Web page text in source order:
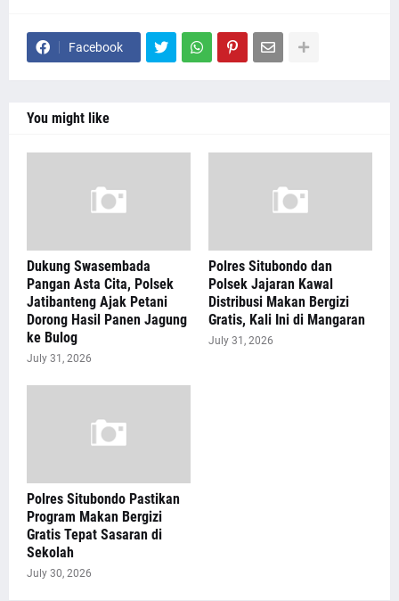
Facebook
You might like
Dukung Swasembada
Pangan Asta Cita, Polsek
Jatibanteng Ajak Petani
Dorong Hasil Panen Jagung
ke Bulog
July 31, 2026
Polres Situbondo dan
Polsek Jajaran Kawal
Distribusi Makan Bergizi
Gratis, Kali Ini di Mangaran
July 31, 2026
Polres Situbondo Pastikan
Program Makan Bergizi
Gratis Tepat Sasaran di
Sekolah
July 30, 2026